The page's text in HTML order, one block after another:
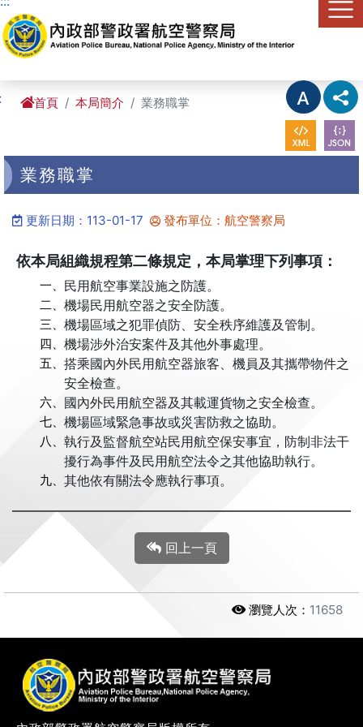
進入內容區塊
首頁 本局簡介 業務職掌
業務職掌
更新日期：113-01-17 發布單位：航空警察局
依本局組織規程第二條規定，本局掌理下列事項：
一、 民用航空事業設施之防護。
二、 機場民用航空器之安全防護。
三、 機場區域之犯罪偵防、安全秩序維護及管制。
四、 機場涉外治安案件及其他外事處理。
五、 搭乘國內外民用航空器旅客、機員及其攜帶物件之
安全檢查。
六、 國內外民用航空器及其載運貨物之安全檢查。
七、 機場區域緊急事故或災害防救之協助。
八、 執行及監督航空站民用航空保安事宜，防制非法干
擾行為事件及民用航空法令之其他協助執行。
九、 其他依有關法令應執行事項。
回上一頁
瀏覽人次： 11658